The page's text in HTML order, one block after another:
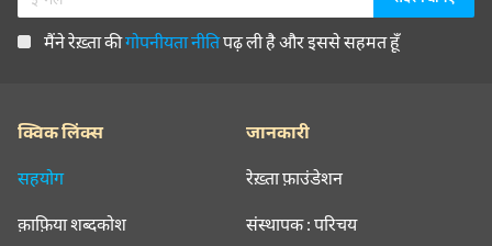
मैंने रेख़्ता कीगोपनीयता नीतिपढ़ ली है और इससे सहमत हूँ
क्विक लिंक्स
सहयोग
क़ाफ़िया शब्दकोश
जानकारी
रेख़्ता फ़ाउंडेशन
संस्थापक : परिचय